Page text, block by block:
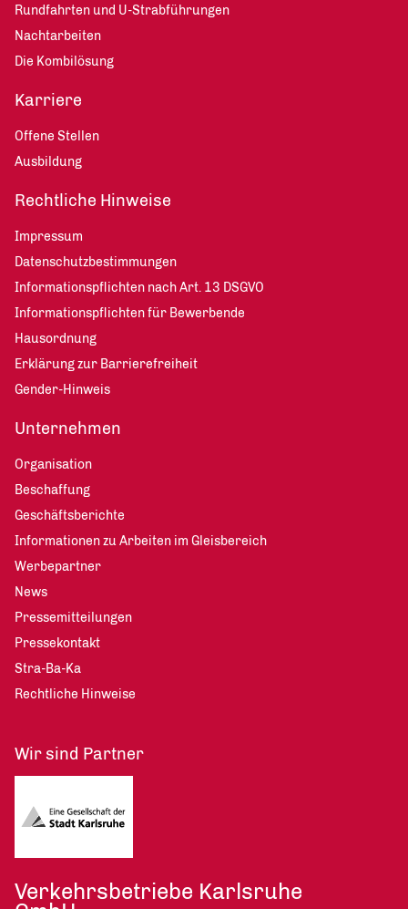
Rundfahrten und U-Strabführungen
Nachtarbeiten
Die Kombilösung
Karriere
Offene Stellen
Ausbildung
Rechtliche Hinweise
Impressum
Datenschutzbestimmungen
Informationspflichten nach Art. 13 DSGVO
Informationspflichten für Bewerbende
Hausordnung
Erklärung zur Barrierefreiheit
Gender-Hinweis
Unternehmen
Organisation
Beschaffung
Geschäftsberichte
Informationen zu Arbeiten im Gleisbereich
Werbepartner
News
Pressemitteilungen
Pressekontakt
Stra-Ba-Ka
Rechtliche Hinweise
Wir sind Partner
Verkehrsbetriebe Karlsruhe